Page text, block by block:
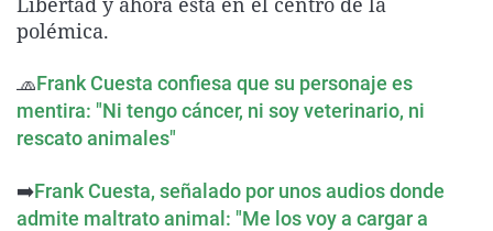
La rosa de los vientos
Como el perro y el
Caso
Equipo de
Extremadura
La Rioja
Virales
Elecciones
polémica.
🧢Frank Cuesta confiesa que su personaje es
mentira: "Ni tengo cáncer, ni soy veterinario, ni
rescato animales"
➡️Frank Cuesta, señalado por unos audios donde
admite maltrato animal: "Me los voy a cargar a